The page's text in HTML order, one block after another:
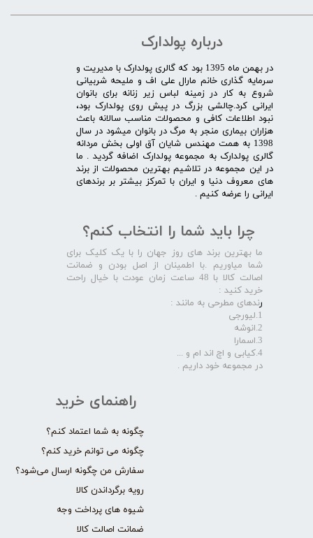
درباره پولدارک
در بهمن ماه 1395 بود که گالری پولدارک با مدیریت و
سرمایه گذاری خانم مارال علی اف و ملیحه شربیانی
شروع به کار در زمینه لباس زیر زنانه برای بانوان
ایرانی کرد.چالشی بزرگ در پیش روی پولدارک بود،
نبود اطلاعات کافی و محصولات مناسب سالانه باعث
هزاران بیماری منجر به مرگ در بانوان میشود در سال
1398 به همت مهندس شایان آق اولی بخش مردانه
گالری پولدارک به مجموعه پولدارک اضافه گردید . ما
در این مجموعه در تلاشیم بهترین محصولات از برند
های معروف دنیا و ایران با تمرکز بیشتر بر برندهای
ایرانی را عرضه کنیم .​​​​​​​
راهنمای خرید
چگونه به شما اعتماد کنم؟
چگونه می توانم خرید کنم؟
سفارش من چگونه ارسال می‌شود؟
رویه برگرداندن کالا
شیوه های پرداخت وجه
ضمانت اصالت کالا
چرا باید شما را انتخاب کنم؟
ما بهترین برند های روز جهان را با یک کلیک برای
شما میاوریم .با اطمینان از اصل بودن و ضمانت
اصالت کالا با 48 ساعت زمان عودت با خیال راحت
خرید کنید :
رندهای مطرحی به مانند :
1.لیورجی
2.انوشه
3.اسمارا
4.کیابی و اچ اند ام و ...
در مجموعه خود داریم .​​​​​​​